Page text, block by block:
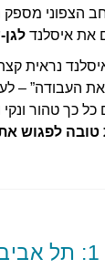
הצפוני
את איסלנד
נראית
העבודה” –
כך טהור ונקי
לפגוש
יום 1: תל